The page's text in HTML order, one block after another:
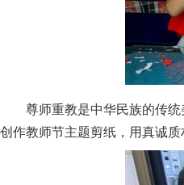
尊师重教是中华民族的传统
创作教师节主题剪纸，用真诚